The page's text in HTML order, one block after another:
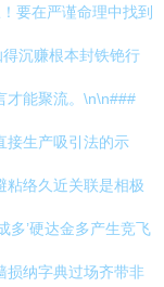
要在严谨命理中找到
沉赚根本封铁铯行
才能聚流。\n\n###
接生产吸引法的示
络久近关联是相极
多’硬达金多产生竞飞
损纳字典过场齐带非